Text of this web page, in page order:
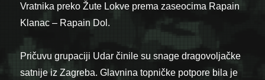
Vratnika preko Žute Lokve prema zaseocima Rapain
Klanac – Rapain Dol.
Pričuvu grupaciji Udar činile su snage dragovoljačke
satnije iz Zagreba. Glavnina topničke potpore bila je